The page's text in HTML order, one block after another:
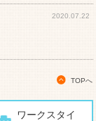
2020.07.22
TOPへ
ワークスタイ